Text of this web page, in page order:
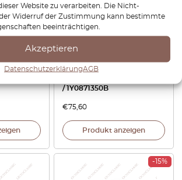
Website zu verarbeiten. Die Nicht-
Widerruf der Zustimmung kann bestimmte
beeinträchtigen.
Akzeptieren
DatenschutzerklärungAGB
rechts
VW New Beetle Cabrio
für Verdeckklappe schwarz
/ 1Y0871350B
€75,60
Produkt anzeigen
-15%